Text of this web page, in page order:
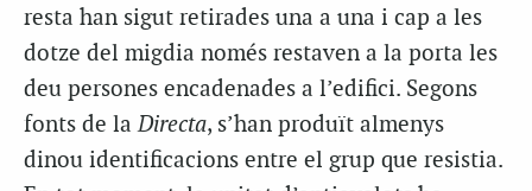
resta han sigut retirades una a una i cap a les
dotze del migdia només restaven a la porta les
deu persones encadenades a l’edifici. Segons
fonts de laDirecta, s’han produït almenys
dinou identificacions entre el grup que resistia.